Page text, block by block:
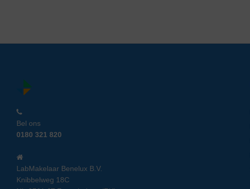
Bel ons
0180 321 820
LabMakelaar Benelux B.V.
Knibbelweg 18C